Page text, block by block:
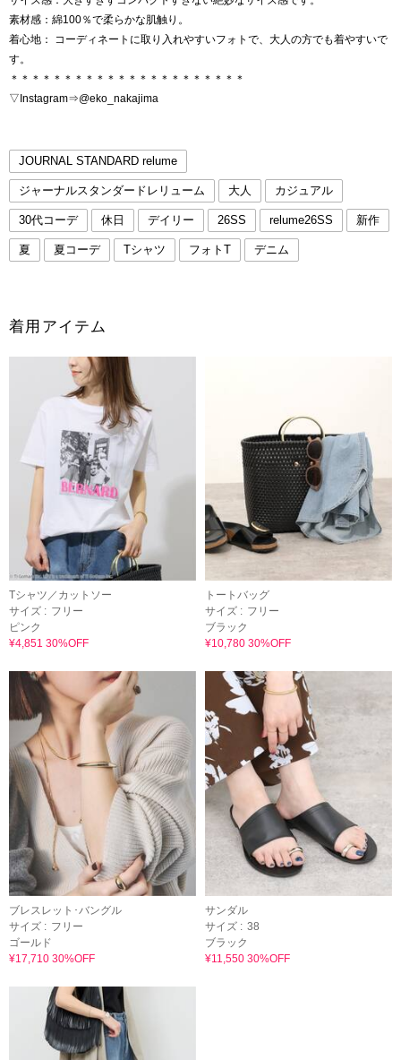
素材感：綿100％で柔らかな肌触り。
着心地： コーディネートに取り入れやすいフォトで、大人の方でも着やすいで
す。
＊＊＊＊＊＊＊＊＊＊＊＊＊＊＊＊＊＊＊＊＊＊
▽Instagram⇒@eko_nakajima
JOURNAL STANDARD relume
ジャーナルスタンダードレリューム 大人 カジュアル
30代コーデ 休日 デイリー 26SS relume26SS 新作
夏 夏コーデ Tシャツ フォトT デニム
着用アイテム
Tシャツ／カットソー
サイズ : フリー
ピンク
¥4,851 30%OFF
トートバッグ
サイズ : フリー
ブラック
¥10,780 30%OFF
ブレスレット･バングル
サイズ : フリー
ゴールド
¥17,710 30%OFF
サンダル
サイズ : 38
ブラック
¥11,550 30%OFF